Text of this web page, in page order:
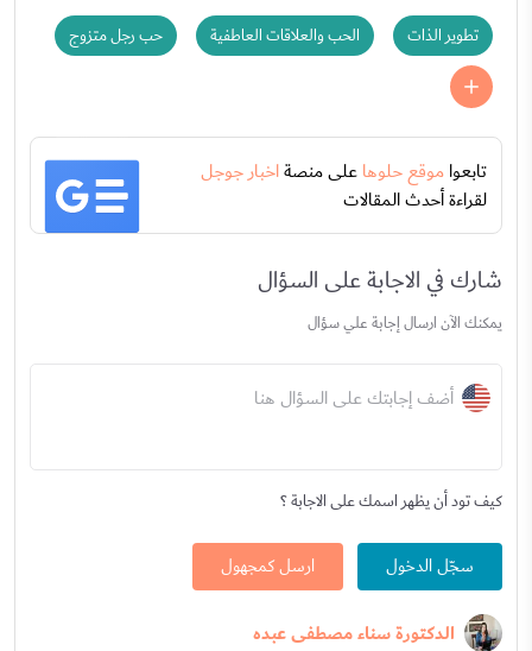
تطوير الذات الحب والعلاقات العاطفية حب رجل متزوج
تابعواموقع حلوهاعلى منصةاخبار جوجل
لقراءة أحدث المقالات
شارك في الاجابة على السؤال
يمكنك الآن ارسال إجابة علي سؤال
أضف إجابتك على السؤال هنا
كيف تود أن يظهر اسمك على الاجابة ؟
سجّل الدخول ارسل كمجهول
الدكتورة سناء مصطفى عبده